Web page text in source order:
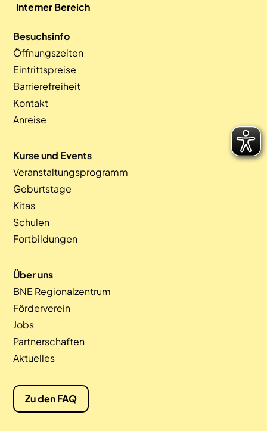
Interner Bereich
Besuchsinfo
Öffnungszeiten
Eintrittspreise
Barrierefreiheit
Kontakt
Anreise
Kurse und Events
Veranstaltungsprogramm
Geburtstage
Kitas
Schulen
Fortbildungen
Über uns
BNE Regionalzentrum
Förderverein
Jobs
Partnerschaften
Aktuelles
Zu den FAQ